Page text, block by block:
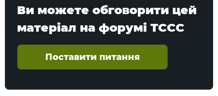
Ви можете обговорити цей
матеріал на форумі ТССС
Поставити питання